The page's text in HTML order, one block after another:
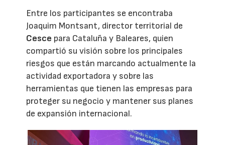
Entre los participantes se encontraba
Joaquim Montsant, director territorial de
Cesce para Cataluña y Baleares, quien
compartió su visión sobre los principales
riesgos que están marcando actualmente la
actividad exportadora y sobre las
herramientas que tienen las empresas para
proteger su negocio y mantener sus planes
de expansión internacional.